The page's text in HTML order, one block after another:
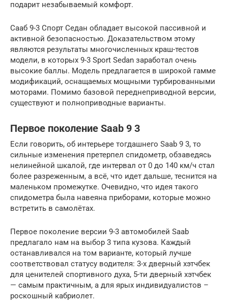
подарит незабываемый комфорт.
Сааб 9-3 Спорт Седан обладает высокой пассивной и
активной безопасностью. Доказательством этому
являются результаты многочисленных краш-тестов
модели, в которых 9-3 Sport Sedan заработал очень
высокие баллы. Модель предлагается в широкой гамме
модификаций, оснащаемых мощными турбированными
моторами. Помимо базовой переднеприводной версии,
существуют и полноприводные варианты.
Первое поколение Saab 9 3
Если говорить, об интерьере тогдашнего Saab 9 3, то
сильные изменения претерпел спидометр, обзаведясь
нелинейной шкалой, где интервал от 0 до 140 км/ч стал
более разреженным, а всё, что идет дальше, теснится на
маленьком промежутке. Очевидно, что идея такого
спидометра была навеяна приборами, которые можно
встретить в самолётах.
Первое поколение версии 9-3 автомобилей Saab
предлагало нам на выбор 3 типа кузова. Каждый
останавливался на том варианте, который лучше
соответствовал статусу водителя: 3-х дверный хэтчбек
для ценителей спортивного духа, 5-ти дверный хэтчбек
— самым практичным, а для ярых индивидуалистов –
роскошный кабриолет.